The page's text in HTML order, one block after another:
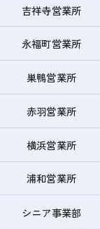
吉祥寺営業所
永福町営業所
巣鴨営業所
赤羽営業所
横浜営業所
浦和営業所
シニア事業部